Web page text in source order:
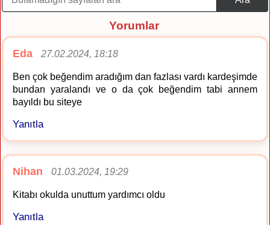
Yorumlar
Eda 27.02.2024, 18:18
Ben çok beğendim aradığım dan fazlası vardı kardeşimde
bundan yaralandı ve o da çok beğendim tabi annem
bayıldı bu siteye
Yanıtla
Nihan 01.03.2024, 19:29
Kitabı okulda unuttum yardımcı oldu
Yanıtla